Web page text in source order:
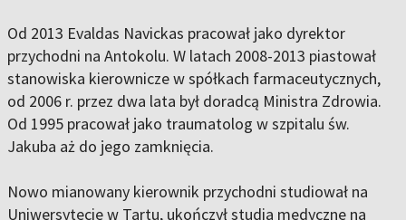
Od 2013 Evaldas Navickas pracował jako dyrektor
przychodni na Antokolu. W latach 2008-2013 piastował
stanowiska kierownicze w spółkach farmaceutycznych,
od 2006 r. przez dwa lata był doradcą Ministra Zdrowia.
Od 1995 pracował jako traumatolog w szpitalu św.
Jakuba aż do jego zamknięcia.
Nowo mianowany kierownik przychodni studiował na
Uniwersytecie w Tartu, ukończył studia medyczne na